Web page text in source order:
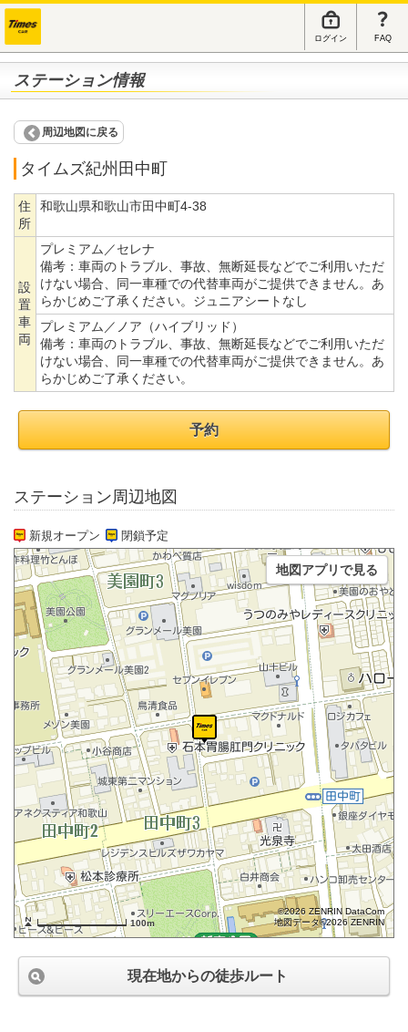
ログイン FAQ
ステーション情報
周辺地図に戻る
タイムズ紀州田中町
住
所
和歌山県和歌山市田中町4-38
設
置
車
両
プレミアム／セレナ
備考： 車両のトラブル、事故、無断延長などでご利用いただ
けない場合、同一車種での代替車両がご提供できません。あ
らかじめご了承ください。ジュニアシートなし
プレミアム／ノア（ハイブリッド）
備考： 車両のトラブル、事故、無断延長などでご利用いただ
けない場合、同一車種での代替車両がご提供できません。あ
らかじめご了承ください。
予約
ステーション周辺地図
新規オープン 閉鎖予定
100m
©2026 ZENRIN DataCom
地図データ©2026 ZENRIN
地図アプリで見る
現在地からの徒歩ルート